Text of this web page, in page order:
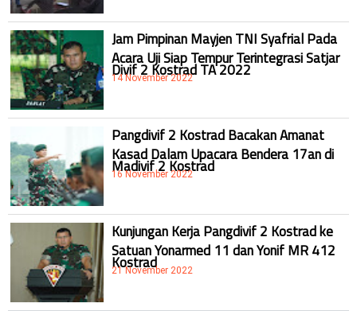
Jam Pimpinan Mayjen TNI Syafrial Pada
Acara Uji Siap Tempur Terintegrasi Satjar
Divif 2 Kostrad TA 2022
14 November 2022
Pangdivif 2 Kostrad Bacakan Amanat
Kasad Dalam Upacara Bendera 17an di
Madivif 2 Kostrad
16 November 2022
Kunjungan Kerja Pangdivif 2 Kostrad ke
Satuan Yonarmed 11 dan Yonif MR 412
Kostrad
21 November 2022